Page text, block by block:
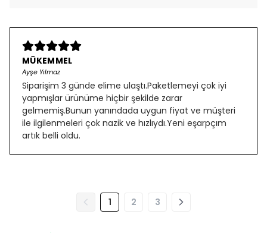
MÜKEMMEL
Ayşe Yılmaz
Siparişim 3 günde elime ulaştı.Paketlemeyi çok iyi
yapmışlar ürünüme hiçbir şekilde zarar
gelmemiş.Bunun yanındada uygun fiyat ve müşteri
ile ilgilenmeleri çok nazik ve hızlıydı.Yeni eşarpçım
artık belli oldu.
1 2 3